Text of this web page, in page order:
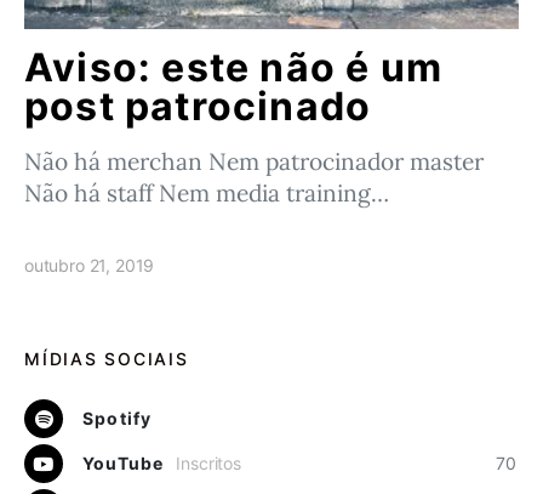
Aviso: este não é um
post patrocinado
Não há merchan Nem patrocinador master
Não há staff Nem media training…
outubro 21, 2019
MÍDIAS SOCIAIS
Spotify
YouTube 70
Inscritos